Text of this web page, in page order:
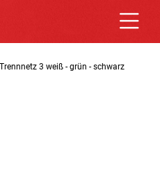
3 weiß - grün - schwarz